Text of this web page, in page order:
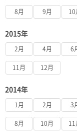
8月 9月 10
2015年
2月 4月 6
11月 12月
2014年
1月 2月 3
8月 10月 11